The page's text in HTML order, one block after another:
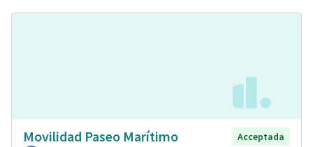
Movilidad Paseo Marítimo
Acceptada